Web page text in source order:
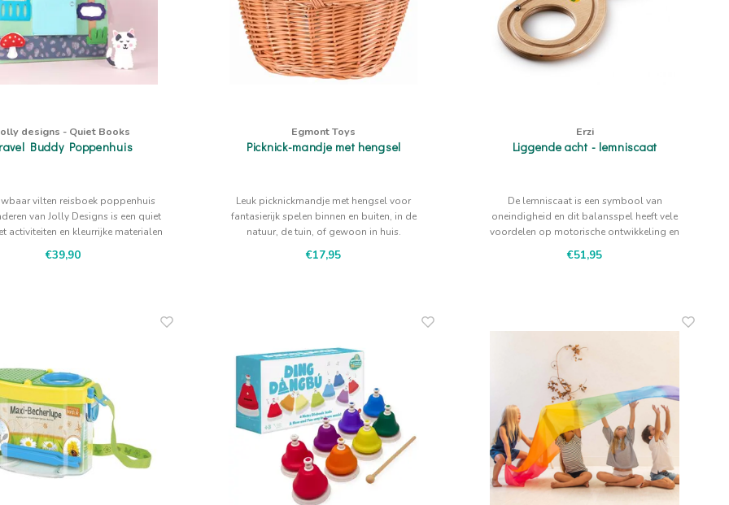
designs - Quiet Books
Buddy Poppenhuis
vilten reisboek poppenhuis
van Jolly Designs is een quiet
activiteiten en kleurrijke materialen
om de motoriek te verfijnen
€39,90
Egmont Toys
Picknick-mandje met hengsel
Leuk picknickmandje met hengsel voor
fantasierijk spelen binnen en buiten, in de
natuur, de tuin, of gewoon in huis.
€17,95
Erzi
Liggende acht - lemniscaat
De lemniscaat is een symbool van
oneindigheid en dit balansspel heeft vele
voordelen op motorische ontwikkeling en
verbetering van geheugen en concentratie
€51,95